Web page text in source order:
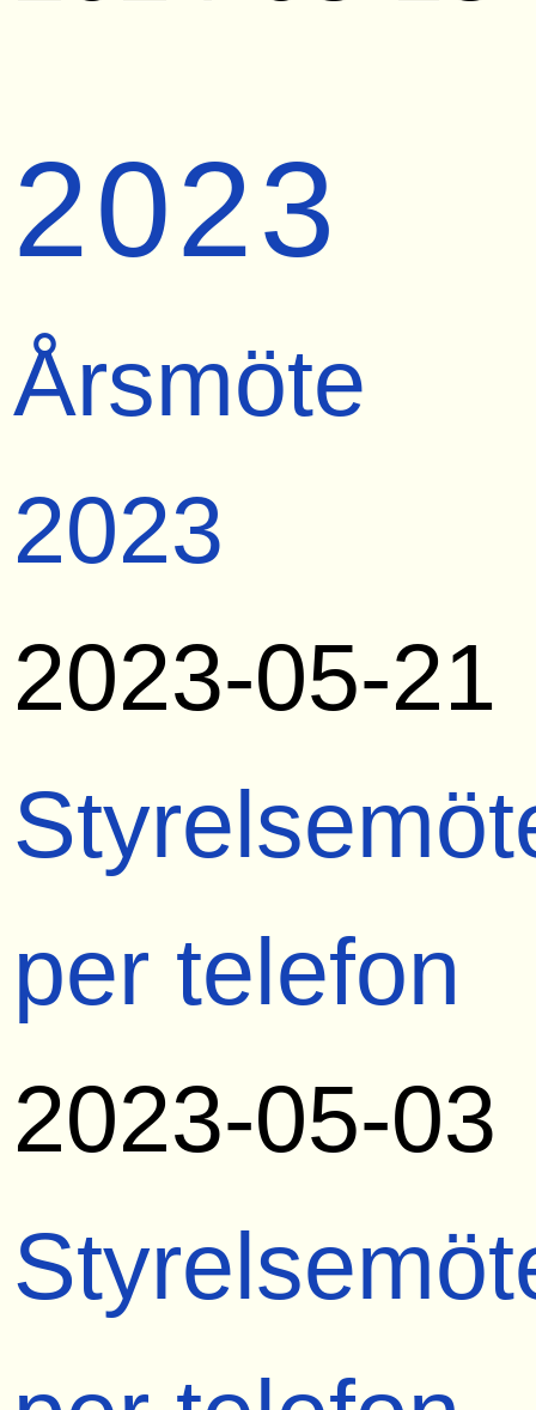
2023
Årsmöte
2023
2023-05-21
per telefon
2023-05-03